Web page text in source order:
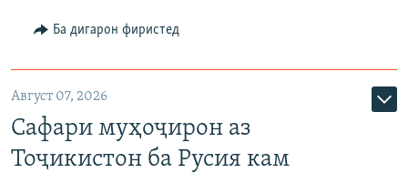
Ба дигарон фиристед
Август 07, 2026
Сафари муҳоҷирон аз
Тоҷикистон ба Русия кам